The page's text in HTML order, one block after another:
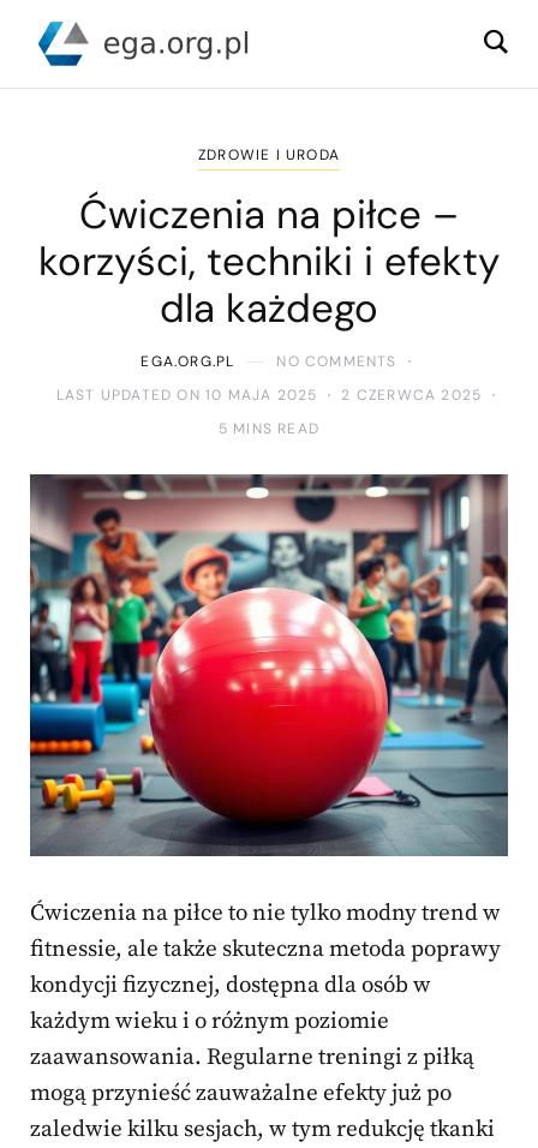
ZDROWIE I URODA
Ćwiczenia na piłce –
korzyści, techniki i efekty
dla każdego
EGA.ORG.PL
NO COMMENTS
LAST UPDATED ON 10 MAJA 2025
2 CZERWCA 2025
5 MINS READ
Ćwiczenia na piłce to nie tylko modny trend w
fitnessie, ale także skuteczna metoda poprawy
kondycji fizycznej, dostępna dla osób w
każdym wieku i o różnym poziomie
zaawansowania. Regularne treningi z piłką
mogą przynieść zauważalne efekty już po
zaledwie kilku sesjach, w tym redukcję tkanki